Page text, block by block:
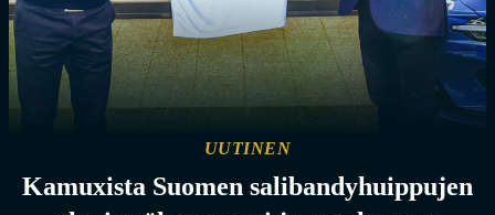
UUTINEN
Kamuxista Suomen salibandyhuippujen